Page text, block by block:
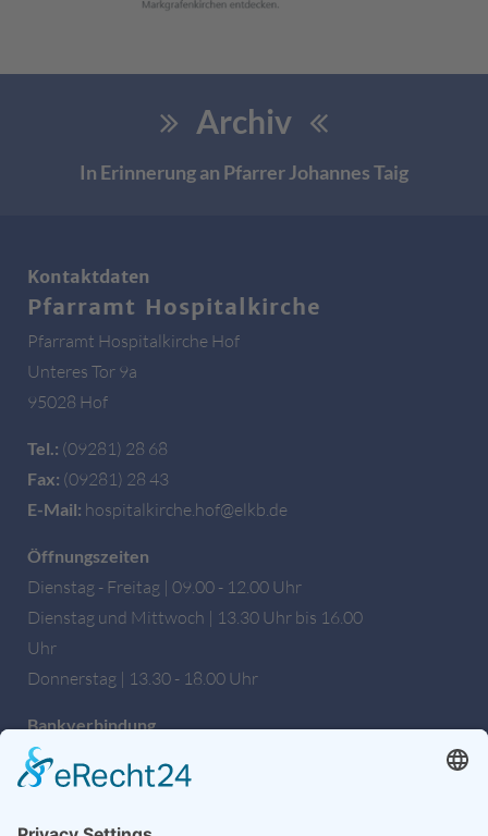
Archiv
In Erinnerung an Pfarrer Johannes Taig
Kontaktdaten
Pfarramt Hospitalkirche
Pfarramt Hospitalkirche Hof
Unteres Tor 9a
95028 Hof
Tel.: (09281) 28 68
Fax: (09281) 28 43
E-Mail: hospitalkirche.hof@elkb.de
Öffnungszeiten
Dienstag - Freitag | 09.00 - 12.00 Uhr
Dienstag und Mittwoch | 13.30 Uhr bis 16.00
Uhr
Donnerstag | 13.30 - 18.00 Uhr
Bankverbindung
Sparkasse Hochfranken
IBAN: DE27 7805 0000 0222 1672 56